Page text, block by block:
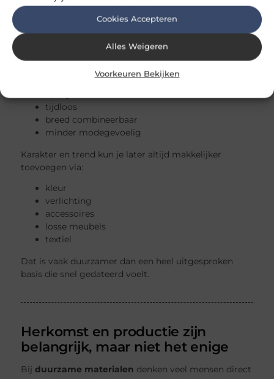
Cookies Accepteren
Alles Weigeren
Voorkeuren Bekijken
werkbladen
wandafwerking
Kies voor de vaste basis van je woning liever:
tijdloos
breed combineerbaar
minder modegevoelig
Karakter en trend kun je later altijd makkelijker
toevoegen via:
kleur
verlichting
accessoires
losse meubels
textiel
Dat is vaak duurzamer dan een heel uitgesproken
basis die snel gedateerd voelt.
Herkomst en productie zijn
belangrijk, maar niet het enige
Bijduurzame materialen denken veel mensen direct